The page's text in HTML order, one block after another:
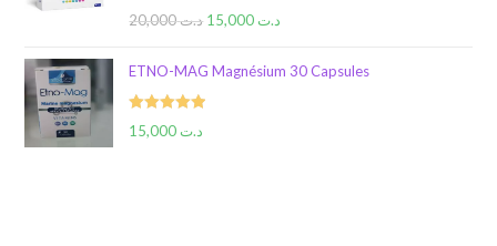
Rated 5.00د.ت20,000 د.ت
ETNO-MAG Magnésium 30 Capsules
Rated 5.00د.ت